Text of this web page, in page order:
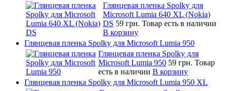
Глянцевая пленка Spolky для
Microsoft Lumia 640 XL (Nokia)
DS 59 грн. Товар есть в наличии
В корзину
Глянцевая пленка Spolky для Microsoft Lumia 950
Глянцевая пленка Spolky для
Microsoft Lumia 950 59 грн. Товар
есть в наличии В корзину
Глянцевая пленка Spolky для Microsoft Lumia 950 XL